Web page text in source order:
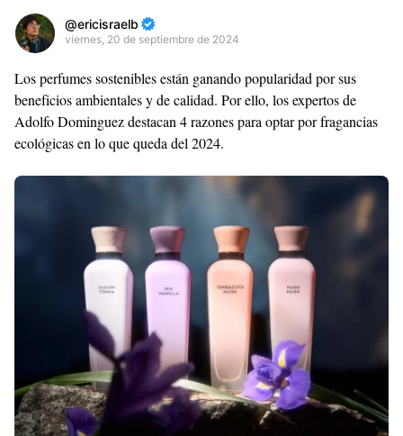
ericisraelb
viernes, 20 de septiembre de 2024
Premium
By
Raushan
Design
With
Templates
Los perfumes sostenibles están ganando popularidad por sus
beneficios ambientales y de calidad. Por ello, los expertos de
Adolfo Dominguez destacan 4 razones para optar por fragancias
ecológicas en lo que queda del 2024.